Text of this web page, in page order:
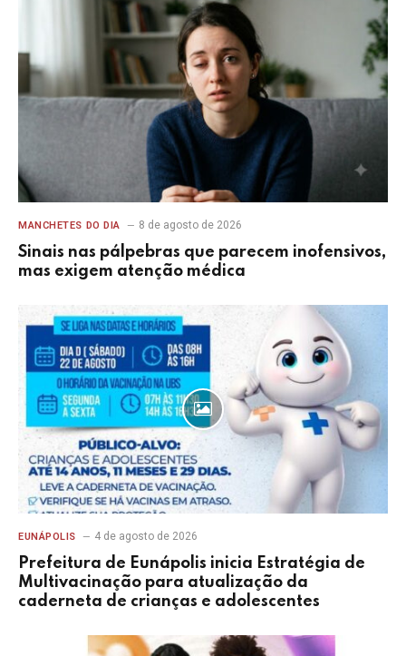
MANCHETES DO DIA 8 de agosto de 2026
Sinais nas pálpebras que parecem inofensivos,
mas exigem atenção médica
EUNÁPOLIS 4 de agosto de 2026
Prefeitura de Eunápolis inicia Estratégia de
Multivacinação para atualização da
caderneta de crianças e adolescentes